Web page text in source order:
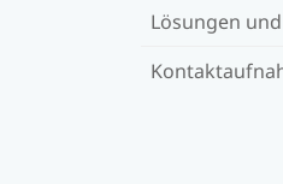
Lösungen und